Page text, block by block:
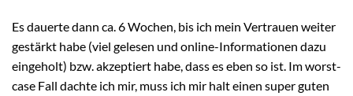
Es dauerte dann ca. 6 Wochen, bis ich mein Vertrauen weiter
gestärkt habe (viel gelesen und online-Informationen dazu
eingeholt) bzw. akzeptiert habe, dass es eben so ist. Im worst-
case Fall dachte ich mir, muss ich mir halt einen super guten